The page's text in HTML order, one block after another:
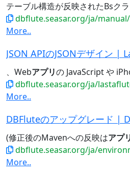
テーブル構造が反映されたBsクラ
dbflute.seasar.org/ja/manual/
More..
JSON APIのJSONデザイン |
、Webアプリの JavaScript や iPhone,
dbflute.seasar.org/ja/lastaflute/
More..
DBFluteのアップグレード |
(修正後のMavenへの反映はアプ
dbflute.seasar.org/ja/
More..